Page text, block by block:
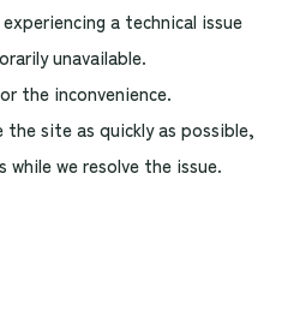
a technical issue
unavailable.
the inconvenience.
site as quickly as possible,
while we resolve the issue.